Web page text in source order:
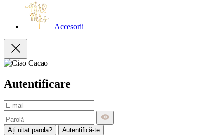
Accesorii
Autentificare
Ați uitat parola? Autentifică-te